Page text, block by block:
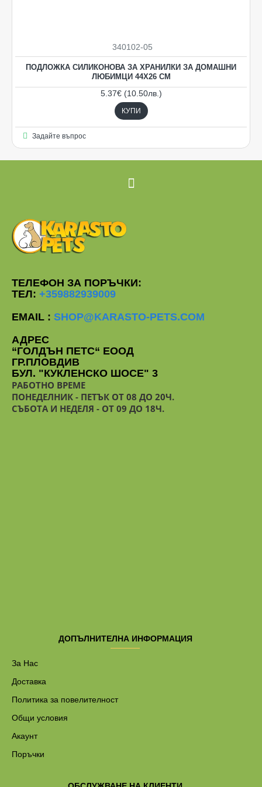
340102-05
ПОДЛОЖКА СИЛИКОНОВА ЗА ХРАНИЛКИ ЗА ДОМАШНИ
ЛЮБИМЦИ 44Х26 СМ
5.37€ (10.50лв.)
КУПИ
Задайте въпрос
ТЕЛЕФОН ЗА ПОРЪЧКИ:
ТЕЛ: +359882939009
EMAIL : SHOP@KARASTO-PETS.COM
АДРЕС
“ГОЛДЪН ПЕТС“ ЕООД
ГР.ПЛОВДИВ
БУЛ. "КУКЛЕНСКО ШОСЕ" 3
РАБОТНО ВРЕМЕ
ПОНЕДЕЛНИК - ПЕТЪК ОТ 08 ДО 20Ч.
СЪБОТА И НЕДЕЛЯ - ОТ 09 ДО 18Ч.
ДОПЪЛНИТЕЛНА ИНФОРМАЦИЯ
За Нас
Доставка
Политика за повелителност
Общи условия
Акаунт
Поръчки